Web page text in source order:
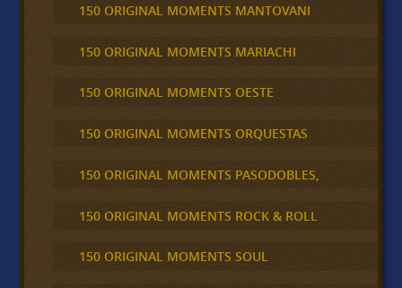
150 ORIGINAL MOMENTS MANTOVANI
150 ORIGINAL MOMENTS MARIACHI
150 ORIGINAL MOMENTS OESTE
150 ORIGINAL MOMENTS ORQUESTAS
150 ORIGINAL MOMENTS PASODOBLES,
150 ORIGINAL MOMENTS ROCK & ROLL
150 ORIGINAL MOMENTS SOUL